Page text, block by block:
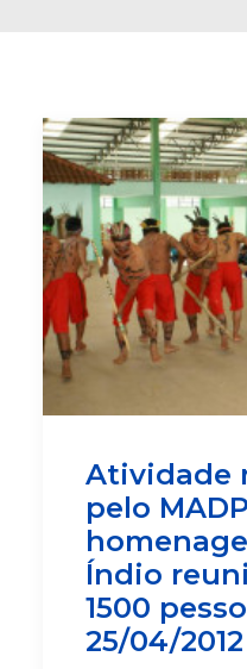
Atividade
pelo
Índio
1500
25/04/2012